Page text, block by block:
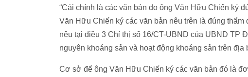
“Cái chính là các văn bản do ông Văn Hữu Chiến ký
Văn Hữu Chiến ký các văn bản nêu trên là đúng
nêu tại điều 3 Chỉ thị số 16/CT-UBND của UBND TP
nguyên khoáng sản và hoạt động khoáng sản trên địa
Cơ sở để ông Văn Hữu Chiến ký các văn bản đó là